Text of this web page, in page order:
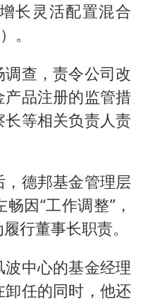
长灵活配置混合
。
查，责令公司改
品注册的监管措
等相关负责人责
，德邦基金管理层
因“工作调整”，
行董事长职责。
中心的基金经理
任的同时，他还